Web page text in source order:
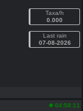
Taxa/h
0.000
Last rain
07-08-2026
04:58:11